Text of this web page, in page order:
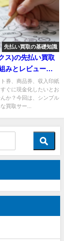
先払い買取の基礎知識
ス)の先払い買取
みとレビューを
券、商品券、収入印紙
ぐに現金化したいとお
か？今回は、シンプル
買取サー...